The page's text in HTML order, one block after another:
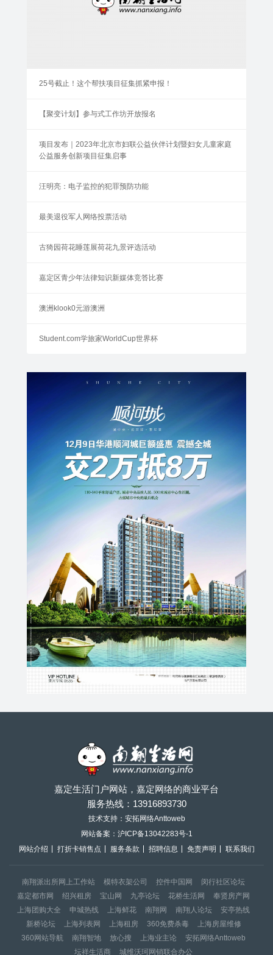
25号截止！这个帮扶项目征集抓紧申报！
【聚变计划】参与式工作坊开放报名
项目发布｜2023年北京市妇联公益伙伴计划暨妇女儿童家庭
公益服务创新项目征集启事
汪明亮：电子监控的犯罪预防功能
最美退役军人网络投票活动
古猗园荷花睡莲展荷花九景评选活动
嘉定区青少年法律知识新媒体竞答比赛
澳洲klook0元游澳洲
Student.com学旅家WorldCup世界杯
嘉定生活门户网站，嘉定网络的商业平台
服务热线： 13916893730
技术支持：安拓网络Anttoweb
网站备案： 沪ICP备13042283号-1
网站介绍
打折卡销售点 服务条款 招聘信息 免责声明 联系我们
南翔派出所网上工作站 模特衣架公司 控件中国网
闵行社区论坛
嘉定都市网
绍兴租房 宝山网 九亭论坛 花桥生活网
奉贤房产网
上海团购大全
申城热线 上海鲜花 南翔网 南翔人论坛
安亭热线
新桥论坛
上海列表网 上海租房 360免费杀毒
上海房屋维修
360网站导航
南翔智地 放心搜 上海业主论
安拓网络Anttoweb
坛祥生活商
城维沃珂网销联合办公